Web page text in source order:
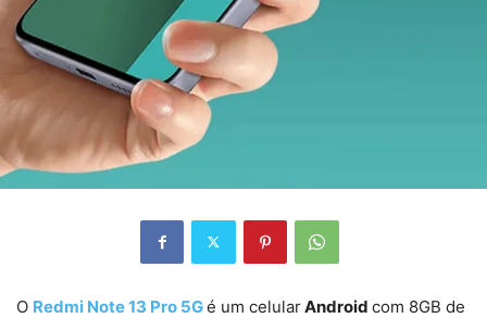
O Redmi Note 13 Pro 5Gé um celularAndroid com 8GB de